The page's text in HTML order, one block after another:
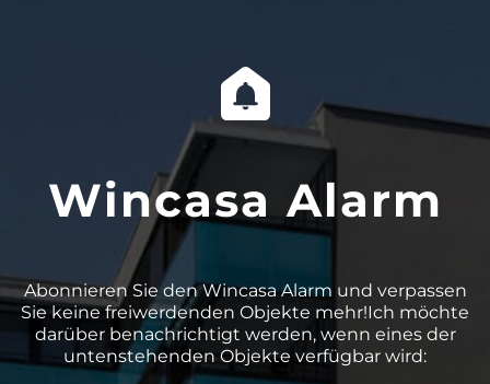
Wincasa Alarm
Abonnieren Sie den Wincasa Alarm und verpassen
Sie keine freiwerdenden Objekte mehr!Ich möchte
darüber benachrichtigt werden, wenn eines der
untenstehenden Objekte verfügbar wird: